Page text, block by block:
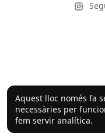
Aquest lloc només fa
necessàries per
fem servir analítica.